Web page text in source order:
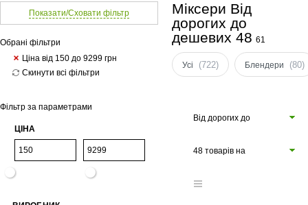
Показати/Сховати фільтр
Обрані фільтри
Ціна від 150 до 9299 грн
Скинути всі фільтри
Фільтр за параметрами
ЦІНА
Міксери Від
дорогих до
дешевих 48 61
Усі (722) Блендери (80)
Від дорогих до
48 товарів на